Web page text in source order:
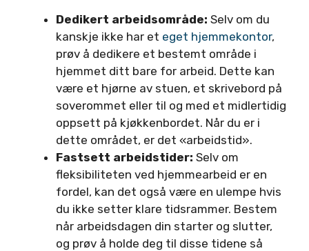
Dedikert arbeidsområde: Selv om du
kanskje ikke har et eget hjemmekontor,
prøv å dedikere et bestemt område i
hjemmet ditt bare for arbeid. Dette kan
være et hjørne av stuen, et skrivebord på
soverommet eller til og med et midlertidig
oppsett på kjøkkenbordet. Når du er i
dette området, er det «arbeidstid».
Fastsett arbeidstider: Selv om
fleksibiliteten ved hjemmearbeid er en
fordel, kan det også være en ulempe hvis
du ikke setter klare tidsrammer. Bestem
når arbeidsdagen din starter og slutter,
og prøv å holde deg til disse tidene så